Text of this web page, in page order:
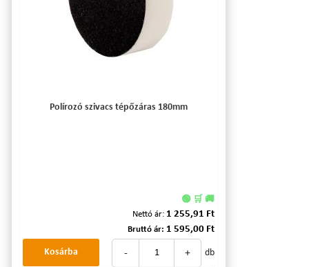
Polírozó szivacs tépőzáras 180mm
🟢 🛒 🚚
Nettó ár: 1 255,91 Ft
Bruttó ár: 1 595,00 Ft
- + db
Kosárba